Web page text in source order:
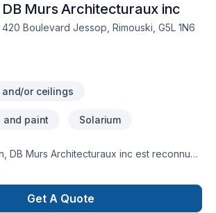
DB Murs Architecturaux inc
420 Boulevard Jessop, Rimouski, G5L 1N6
and/or ceilings
and paint Solarium
DB Murs Architecturaux inc est reconnu
de-la-Madeleine avec passion
Grâce à notre approche centrée sur le
Get A Quote